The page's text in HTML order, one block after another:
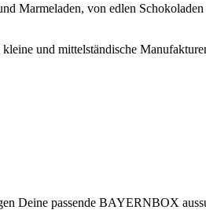
Marmeladen, von edlen
und mittelständische
Deine passende BAYERNBOX